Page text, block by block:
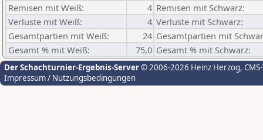
Remisen mit Weiß:
4 Remisen mit Schwarz:
Verluste mit Weiß:
4 Verluste mit Schwarz:
Gesamtpartien mit Weiß:
24 Gesamtpartien mit
Gesamt % mit Weiß:
75,0 Gesamt % mit Schwarz:
Der Schachturnier-Ergebnis-Server© 2006-2026 Heinz Herzog,
Impressum / Nutzungsbedingungen